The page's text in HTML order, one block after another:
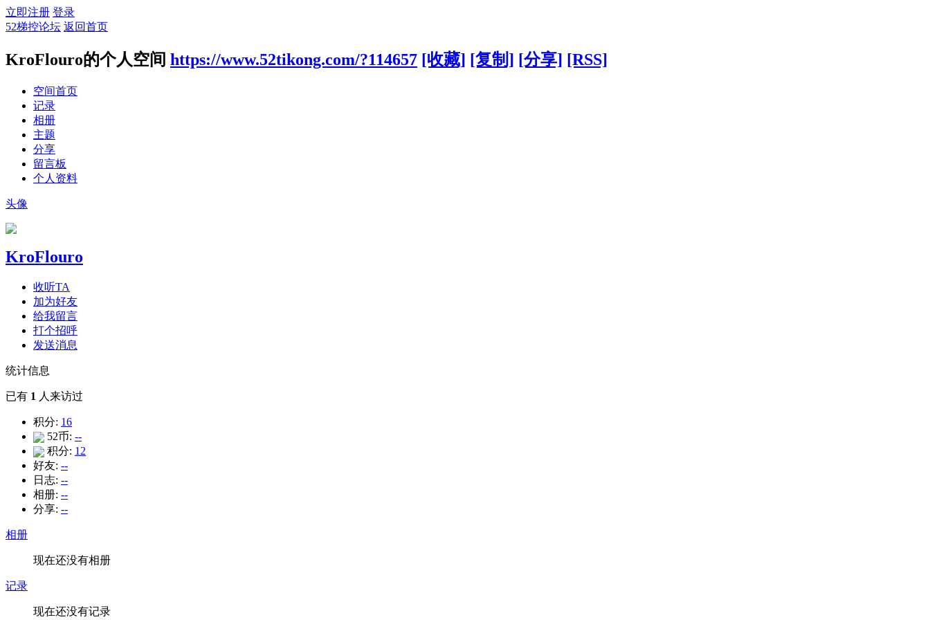
立即注册 登录
52梯控论坛 返回首页
KroFlouro的个人空间 https://www.52tikong.com/?114657 [收藏] [复制] [分享] [RSS]
空间首页
记录
相册
主题
分享
留言板
个人资料
头像
KroFlouro
收听TA
加为好友
给我留言
打个招呼
发送消息
统计信息
已有 1 人来访过
积分: 16
52币: --
积分: 12
好友: --
日志: --
相册: --
分享: --
相册
现在还没有相册
记录
现在还没有记录